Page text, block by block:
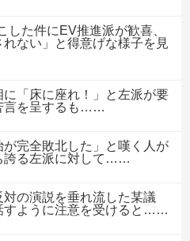
した件にEV推進派が歓喜、
れない」と得意げな様子を見
「床に座れ！」と左派が要
言を呈するも……
が完全敗北した」と嘆く人が
誇る左派に対して……
の演説を垂れ流した某議
すように注意を受けると……